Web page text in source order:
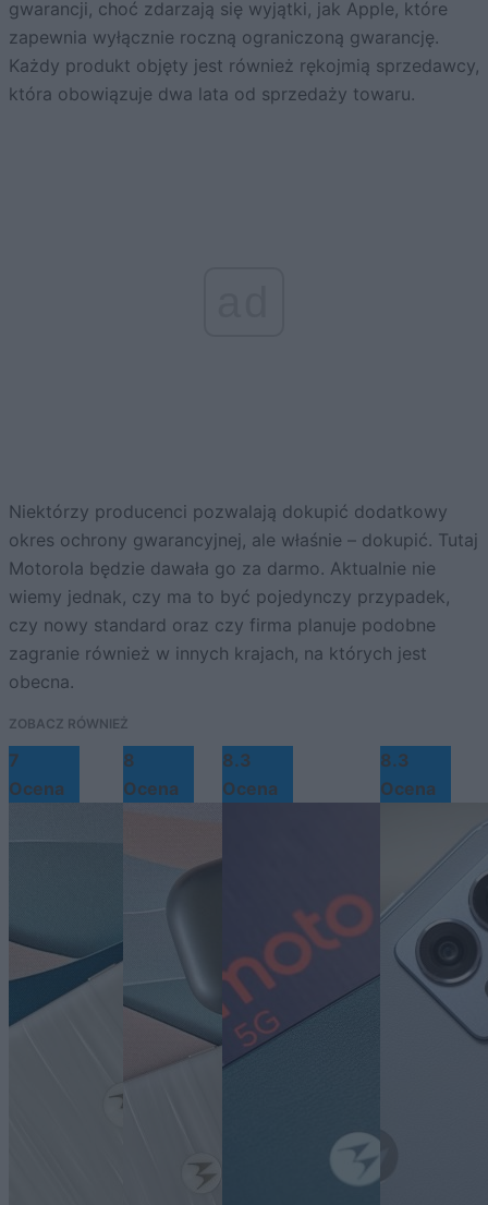
gwarancji, choć zdarzają się wyjątki, jak Apple, które
zapewnia wyłącznie roczną ograniczoną gwarancję.
Każdy produkt objęty jest również rękojmią sprzedawcy,
która obowiązuje dwa lata od sprzedaży towaru.
Niektórzy producenci pozwalają dokupić dodatkowy
okres ochrony gwarancyjnej, ale właśnie – dokupić. Tutaj
Motorola będzie dawała go za darmo. Aktualnie nie
wiemy jednak, czy ma to być pojedynczy przypadek,
czy nowy standard oraz czy firma planuje podobne
zagranie również w innych krajach, na których jest
obecna.
ZOBACZ RÓWNIEŻ
7
Ocena
8
Ocena
8.3
Ocena
8.3
Ocena